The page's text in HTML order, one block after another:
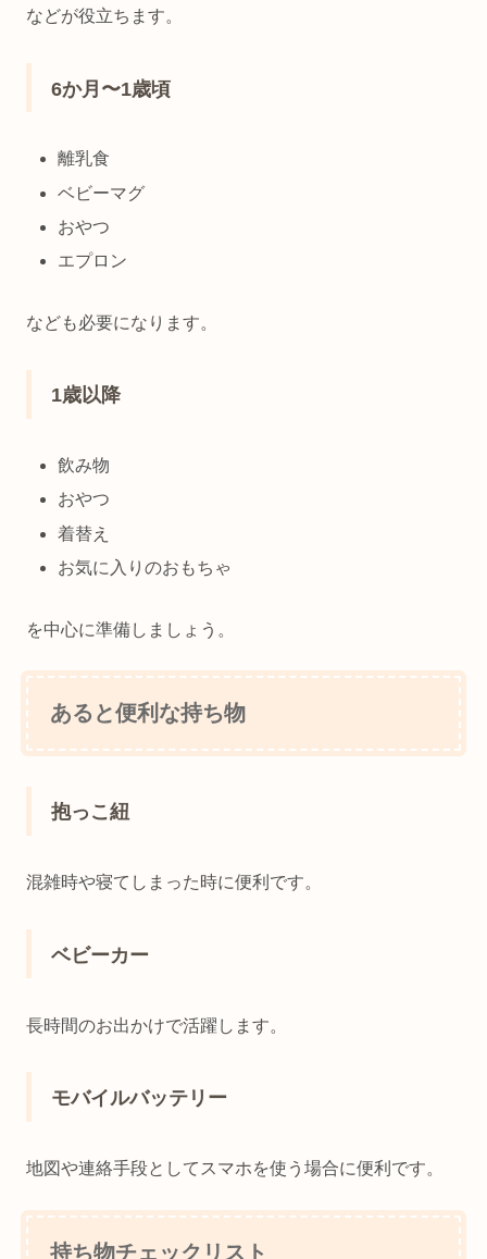
などが役立ちます。
6か月〜1歳頃
離乳食
ベビーマグ
おやつ
エプロン
なども必要になります。
1歳以降
飲み物
おやつ
着替え
お気に入りのおもちゃ
を中心に準備しましょう。
あると便利な持ち物
抱っこ紐
混雑時や寝てしまった時に便利です。
ベビーカー
長時間のお出かけで活躍します。
モバイルバッテリー
地図や連絡手段としてスマホを使う場合に便利です。
持ち物チェックリスト